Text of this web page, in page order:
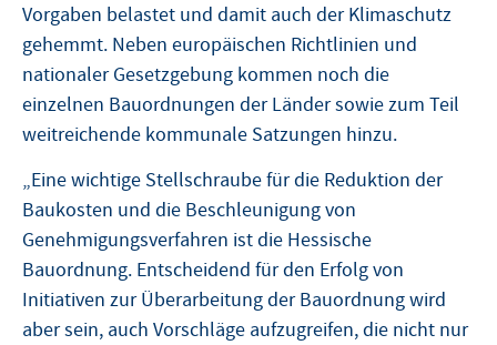
Vorgaben belastet und damit auch der Klimaschutz
gehemmt. Neben europäischen Richtlinien und
nationaler Gesetzgebung kommen noch die
einzelnen Bauordnungen der Länder sowie zum Teil
weitreichende kommunale Satzungen hinzu.
„Eine wichtige Stellschraube für die Reduktion der
Baukosten und die Beschleunigung von
Genehmigungsverfahren ist die Hessische
Bauordnung. Entscheidend für den Erfolg von
Initiativen zur Überarbeitung der Bauordnung wird
aber sein, auch Vorschläge aufzugreifen, die nicht nur